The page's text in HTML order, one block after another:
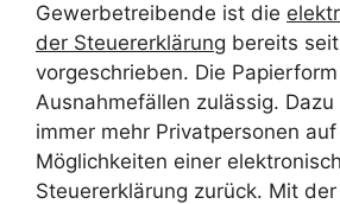
Gewerbetreibende ist die
der Steuererklärung bereits
vorgeschrieben. Die
Ausnahmefällen zulässig.
immer mehr Privatpersonen
Möglichkeiten einer
Steuererklärung zurück. Mit der